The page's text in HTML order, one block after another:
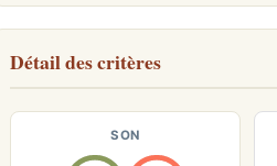
Détail des critères
SON